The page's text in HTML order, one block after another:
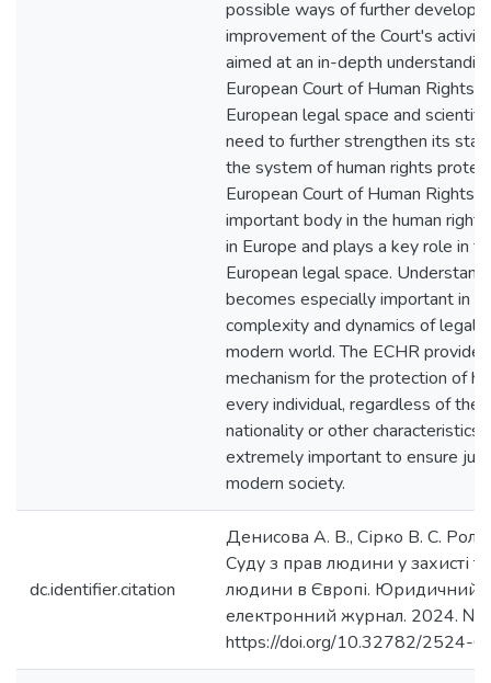
possible ways of further
improvement of the Court's
aimed at an in-depth
European Court of Human Rights
European legal space and
need to further strengthen its
the system of human rights
European Court of Human Rights
important body in the human
in Europe and plays a key role in
European legal space.
becomes especially important in
complexity and dynamics of legal
modern world. The ECHR
mechanism for the protection of
every individual, regardless of
nationality or other characteristics.
extremely important to ensure
modern society.
dc.identifier.citation
Денисова А. В., Сірко В. С.
Суду з прав людини у захисті
людини в Європі. Юридичний
електронний журнал. 2024. №
https://doi.org/10.32782/2524-